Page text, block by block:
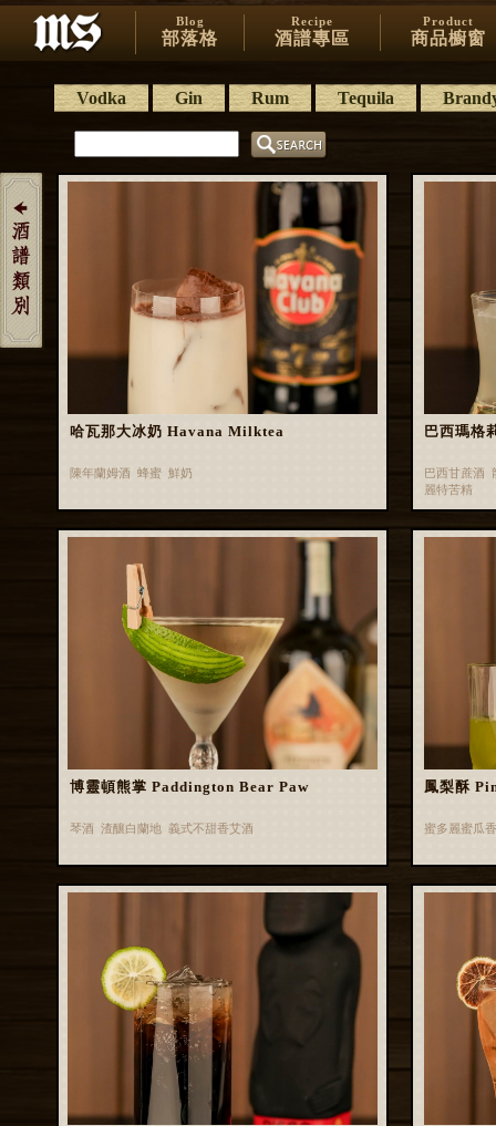
Blog
部落格
Recipe
酒譜專區
Product
商品櫥窗
Vodka Gin Rum Tequila
哈瓦那大冰奶 Havana Milktea
陳年蘭姆酒 蜂蜜 鮮奶
巴西瑪
巴西甘蔗酒
麗特苦精
博靈頓熊掌 Paddington Bear Paw
琴酒 渣釀白蘭地 義式不甜香艾酒
鳳梨酥
蜜多麗蜜瓜